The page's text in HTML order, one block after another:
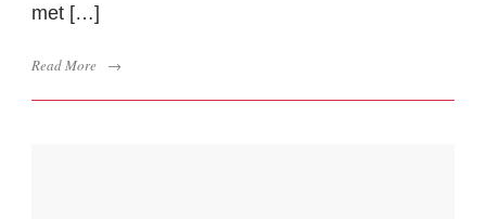
met […]
Read More →